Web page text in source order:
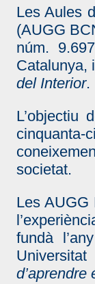
Les Aules
(AUGG
núm.
Catalunya,
del Interior.
L’objectiu
societat.
Les AUGG
fundà
d’aprendre